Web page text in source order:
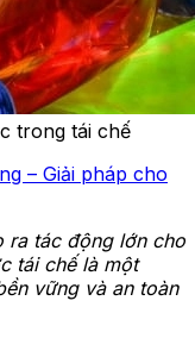
trong tái chế
– Giải pháp cho
ra tác động lớn cho
tái chế là một
vững và an toàn